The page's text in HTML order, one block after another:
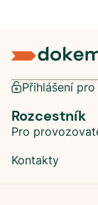
Přihlášení
Rozcestník
Pro
Kontakty